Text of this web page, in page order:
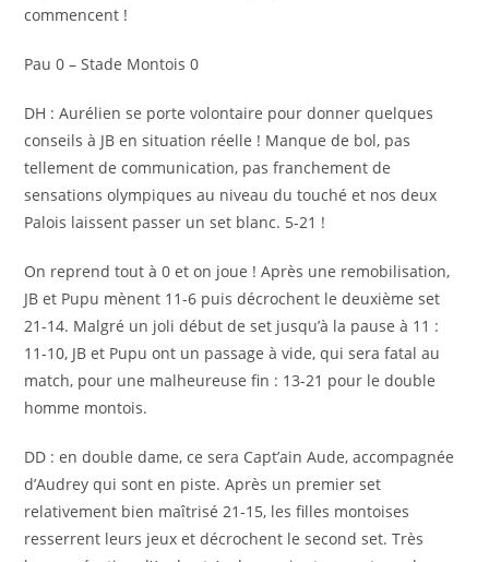
commencent !
Pau 0 – Stade Montois 0
DH : Aurélien se porte volontaire pour donner quelques
conseils à JB en situation réelle ! Manque de bol, pas
tellement de communication, pas franchement de
sensations olympiques au niveau du touché et nos deux
Palois laissent passer un set blanc. 5-21 !
On reprend tout à 0 et on joue ! Après une remobilisation,
JB et Pupu mènent 11-6 puis décrochent le deuxième set
21-14. Malgré un joli début de set jusqu’à la pause à 11 :
11-10, JB et Pupu ont un passage à vide, qui sera fatal au
match, pour une malheureuse fin : 13-21 pour le double
homme montois.
DD : en double dame, ce sera Capt’ain Aude, accompagnée
d’Audrey qui sont en piste. Après un premier set
relativement bien maîtrisé 21-15, les filles montoises
resserrent leurs jeux et décrochent le second set. Très